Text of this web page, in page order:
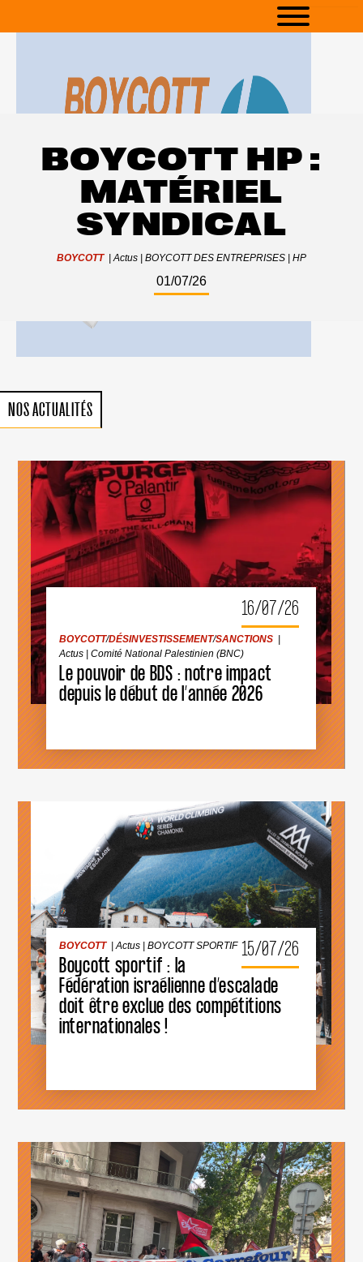
BOYCOTT HP :
MATÉRIEL
SYNDICAL
BOYCOTT Actus BOYCOTT DES ENTREPRISES HP
01/07/26
NOS ACTUALITÉS
16/07/26
BOYCOTT/DÉSINVESTISSEMENT/SANCTIONS
Actus |Comité National Palestinien (BNC)
Le pouvoir de BDS : notre impact
depuis le début de l’année 2026
BOYCOTT/DÉSINVESTISSEMENT /SANCTIONS
|
Actus|Comité National Palestinien (BNC)
DE
BDS
:
NOTRE
IMPACT
DEPUIS
LE
2026
15/07/26
BOYCOTT |Actus |BOYCOTT SPORTIF
Boycott sportif : la
Fédération israélienne d’escalade
doit être exclue des compétitions
internationales !
BOYCOTT SPORTIF
BOYCOTT
SPORTIF
:
LA
ÊTRE
EXCLUE
INTERNATIONALES
!
APPELS/BOYCOTT
|
ACTIONS ET EVENEMENTS
Actus|
BOYCOTT DES ENTREPRISES
|Rendez-vous